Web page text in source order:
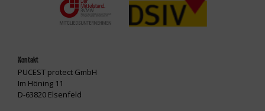
Kontakt
PUCEST protect GmbH
Im Höning 11
D-63820 Elsenfeld